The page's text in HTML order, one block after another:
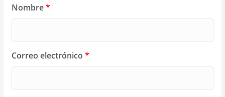
Nombre*
Correo electrónico *